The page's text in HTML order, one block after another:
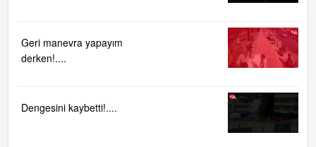
Geri manevra yapayım
derken!....
Dengesini kaybetti!....